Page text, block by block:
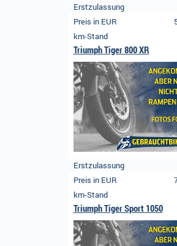
Erstzulassung
Preis in EUR
km-Stand
Triumph Tiger 800 XR
Erstzulassung
Preis in EUR
km-Stand
Triumph Tiger Sport 1050